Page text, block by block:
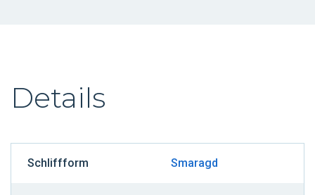
Details
Schliffform Smaragd